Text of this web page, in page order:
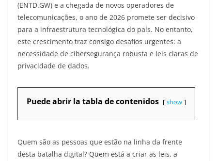
(ENTD.GW) e a chegada de novos operadores de
telecomunicações, o ano de 2026 promete ser decisivo
para a infraestrutura tecnológica do país. No entanto,
este crescimento traz consigo desafios urgentes: a
necessidade de cibersegurança robusta e leis claras de
privacidade de dados.
Puede abrir la tabla de contenidos show
Quem são as pessoas que estão na linha da frente
desta batalha digital? Quem está a criar as leis, a